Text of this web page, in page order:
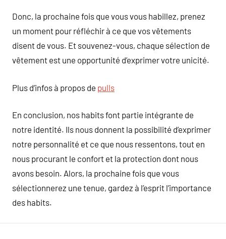
Donc, la prochaine fois que vous vous habillez, prenez
un moment pour réfléchir à ce que vos vêtements
disent de vous. Et souvenez-vous, chaque sélection de
vêtement est une opportunité d’exprimer votre unicité.
Plus d’infos à propos de pulls
En conclusion, nos habits font partie intégrante de
notre identité. Ils nous donnent la possibilité d’exprimer
notre personnalité et ce que nous ressentons, tout en
nous procurant le confort et la protection dont nous
avons besoin. Alors, la prochaine fois que vous
sélectionnerez une tenue, gardez à l’esprit l’importance
des habits.